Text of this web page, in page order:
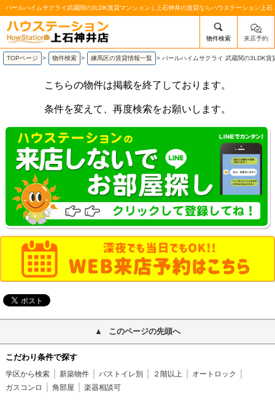
パールハイムサクライ武蔵
/mobile_img/head-logo.png
物件検索 来店予約
TOPページ > 物件検索 > 練馬区の賃貸情報一覧 > パールハイムサクライ 武蔵関の3LDK賃
こちらの物件は掲載を終了しております。
条件を変えて、再度検索をお願いします。
このページの先頭へ
こだわり条件で探す
学区から検索 新築物件 バストイレ別 ２階以上
オートロック
ガスコンロ
角部屋 楽器相談可